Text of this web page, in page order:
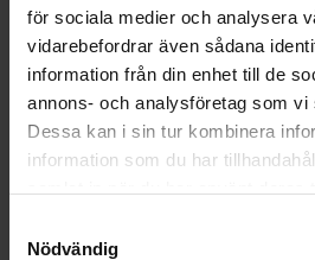
för sociala medier och analysera
vidarebefordrar även sådana
information från din enhet till de
annons- och analysföretag som vi
Dessa kan i sin tur kombinera
information som du har
Nödvändig